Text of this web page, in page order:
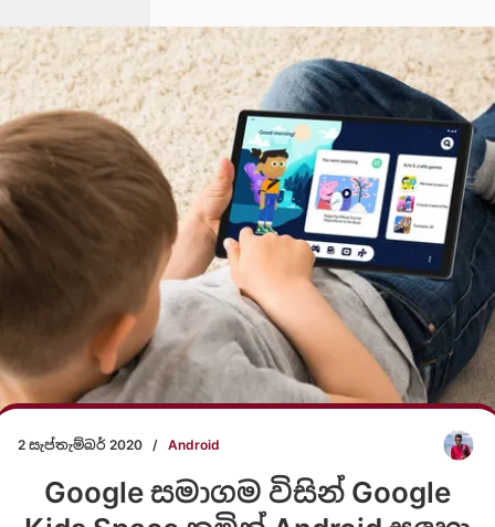
2 සැප්තැම්බර් 2020 / Android
Google සමාගම විසින් Google